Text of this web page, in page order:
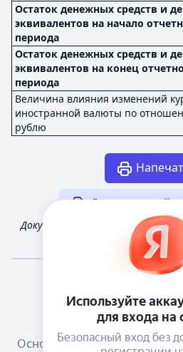
Остаток денежных средств и
эквивалентов на начало
периода
Остаток денежных средств и
эквивалентов на конец
периода
Величина влияния изменений
иностранной валюты по
рублю
Другая
Документ получен из открытых
Федеральной налоговой
Телеграм
Основания размещения